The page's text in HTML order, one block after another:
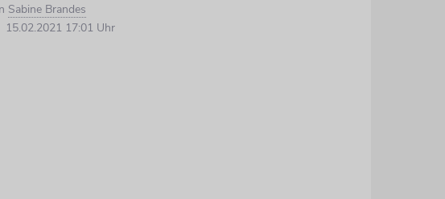
Sabine Brandes
15.02.2021 17:01 Uhr